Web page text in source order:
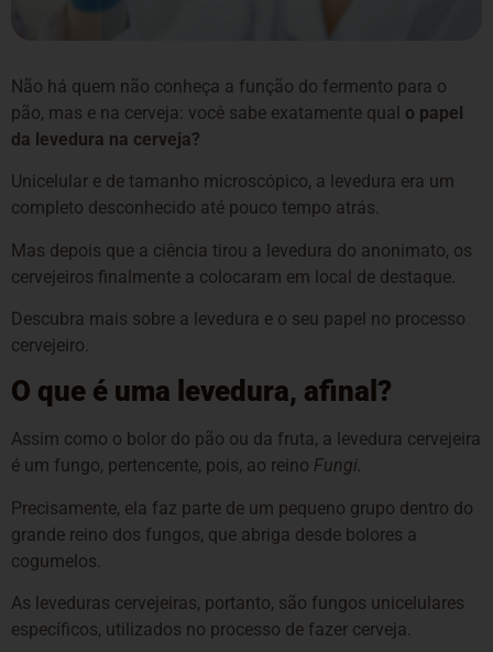
Não há quem não conheça a função do fermento para o
pão, mas e na cerveja: você sabe exatamente qual o papel
da levedura na cerveja?
Unicelular e de tamanho microscópico, a levedura era um
completo desconhecido até pouco tempo atrás.
Mas depois que a ciência tirou a levedura do anonimato, os
cervejeiros finalmente a colocaram em local de destaque.
Descubra mais sobre a levedura e o seu papel no processo
cervejeiro.
O que é uma levedura, afinal?
Assim como o bolor do pão ou da fruta, a levedura cervejeira
é um fungo, pertencente, pois, ao reino Fungi.
Precisamente, ela faz parte de um pequeno grupo dentro do
grande reino dos fungos, que abriga desde bolores a
cogumelos.
As leveduras cervejeiras, portanto, são fungos unicelulares
específicos, utilizados no processo de fazer cerveja.